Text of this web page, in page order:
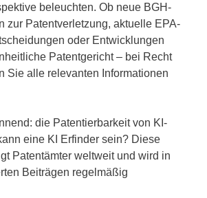
beleuchten. Ob neue BGH-
zur Patentverletzung, aktuelle EPA-
oder Entwicklungen
Patentgericht – bei Recht
Sie alle relevanten Informationen
die Patentierbarkeit von KI-
eine KI Erfinder sein? Diese
Patentämter weltweit und wird in
Beiträgen regelmäßig